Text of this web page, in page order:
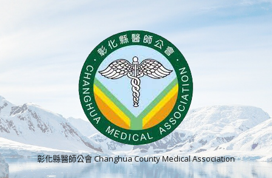
彰化縣醫師公會 Changhua County Medical Association